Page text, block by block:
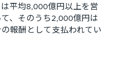
平均8,000億円以上を営
、そのうち2,000億円は
報酬として支払われてい